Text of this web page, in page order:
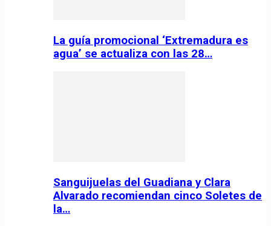
La guía promocional ‘Extremadura es
agua’ se actualiza con las 28…
Sanguijuelas del Guadiana y Clara
Alvarado recomiendan cinco Soletes de
la…